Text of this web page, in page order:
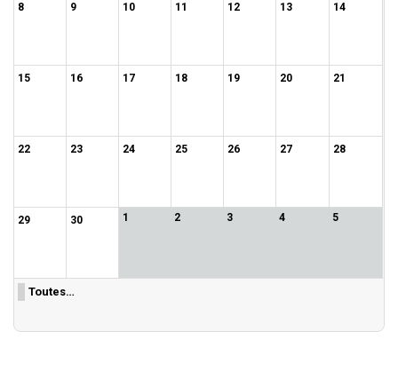
8 9 10 11 12 13 14
15 16 17 18 19 20 21
22 23 24 25 26 27 28
29 30 1 2 3 4 5
Toutes…